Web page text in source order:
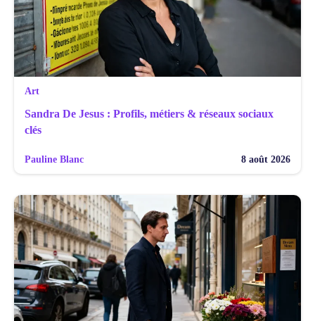
Art
Sandra De Jesus : Profils, métiers & réseaux sociaux
clés
Pauline Blanc 8 août 2026